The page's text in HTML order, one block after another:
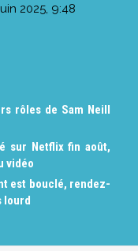
2025, 9:48
rôles de Sam Neill
sur Netflix fin août,
vidéo
est bouclé, rendez-
lourd